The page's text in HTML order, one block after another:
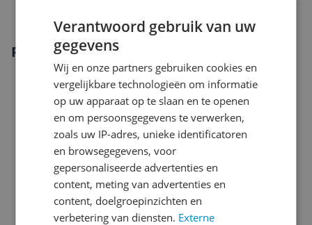
Reviews
Gemiddelde beoordeling
De gemiddelde beoordeling is gebaseerd op 9
goedgekeurde reviews die zijn achtergelaten voor de
Medisana TM 750 Connect - Infrarood Thermometer -
Voorhoofd & Oor - Bluetooth - Wit/Groen op Kieskeurig.
Deze beoordeling wordt berekend door de som van de
reviewscores te delen door het aantal reviews.
Verantwoord gebruik van uw
gegevens
Wij en onze partners gebruiken cookies en
vergelijkbare technologieën om informatie
op uw apparaat op te slaan en te openen
en om persoonsgegevens te verwerken,
zoals uw IP-adres, unieke identificatoren
en browsegegevens, voor
gepersonaliseerde advertenties en
content, meting van advertenties en
content, doelgroepinzichten en
verbetering van diensten. Externe